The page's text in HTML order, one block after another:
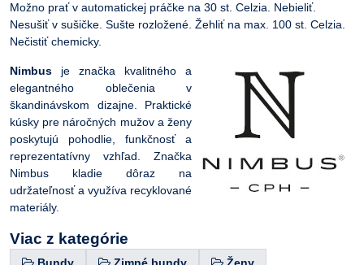
Možno prať v automatickej práčke na 30 st. Celzia. Nebieliť.
Nesušiť v sušičke. Sušte rozložené. Žehliť na max. 100 st. Celzia.
Nečistiť chemicky.
Nimbus je značka kvalitného a
elegantného oblečenia v
škandinávskom dizajne. Praktické
kúsky pre náročných mužov a ženy
poskytujú pohodlie, funkčnosť a
reprezentatívny vzhľad. Značka
Nimbus kladie dôraz na
udržateľnosť a využíva recyklované
materiály.
Viac z kategórie